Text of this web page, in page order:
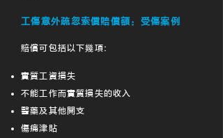
工傷意外疏忽索償賠償額：受傷案例
賠償可包括以下幾項:
實質工資損失
不能工作而實質損失的收入
醫藥及其他開支
傷痛津貼